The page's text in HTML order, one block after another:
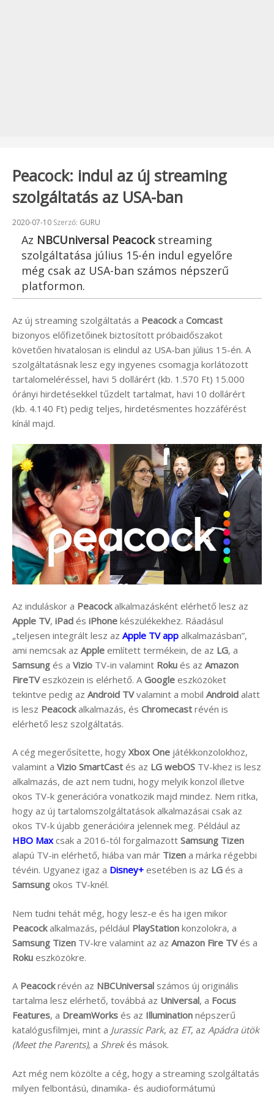
Peacock: indul az új streaming
szolgáltatás az USA-ban
Beküldve:
2020-07-10 Szerző: GURU
Az NBCUniversal Peacockstreaming
szolgáltatása július 15-én indul egyelőre
még csak az USA-ban számos népszerű
platformon.
Az új streaming szolgáltatás a Peacocka Comcast
bizonyos előfizetőinek biztosított próbaidőszakot
követően hivatalosan is elindul az USA-ban július 15-én. A
szolgáltatásnak lesz egy ingyenes csomagja korlátozott
tartalomeléréssel, havi 5 dollárért (kb. 1.570 Ft) 15.000
órányi hirdetésekkel tűzdelt tartalmat, havi 10 dollárért
(kb. 4.140 Ft) pedig teljes, hirdetésmentes hozzáférést
kínál majd.
Az induláskor a Peacockalkalmazásként elérhető lesz az
Apple TV, iPad és iPhone készülékekhez. Ráadásul
„teljesen integrált lesz az Apple TV app alkalmazásban”,
ami nemcsak az Apple említett termékein, de az LG, a
Samsung és a Vizio TV-in valamint Roku és az Amazon
FireTVeszközein is elérhető. A Google eszközöket
tekintve pedig az Android TVvalamint a mobil Android alatt
is lesz Peacockalkalmazás, és Chromecast révén is
elérhető lesz szolgáltatás.
A cég megerősítette, hogy Xbox One játékkonzolokhoz,
valamint a Vizio SmartCast és az LG webOS TV-khez is lesz
alkalmazás, de azt nem tudni, hogy melyik konzol illetve
okos TV-k generációra vonatkozik majd mindez. Nem ritka,
hogy az új tartalomszolgáltatások alkalmazásai csak az
okos TV-k újabb generációira jelennek meg. Például az
HBO Maxcsak a 2016-tól forgalmazott Samsung Tizen
alapú TV-in elérhető, hiába van már Tizen a márka régebbi
tévéin. Ugyanez igaz a Disney+ esetében is az LG és a
Samsung okos TV-knél.
Nem tudni tehát még, hogy lesz-e és ha igen mikor
Peacockalkalmazás, például PlayStation konzolokra, a
Samsung Tizen TV-kre valamint az az Amazon Fire TVés a
Roku eszközökre.
A Peacockrévén az NBCUniversal számos új originális
tartalma lesz elérhető, továbbá az Universal, a Focus
Features, a DreamWorks és az Illumination népszerű
katalógusfilmjei, mint a Jurassic Park, az ET, az Apádra ütök
(Meet the Parents), a Shrekés mások.
Azt még nem közölte a cég, hogy a streaming szolgáltatás
milyen felbontású, dinamika- és audioformátumú